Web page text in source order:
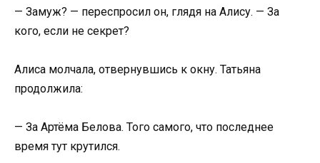
— Замуж? — переспросил он, глядя на Алису. — За
кого, если не секрет?
Алиса молчала, отвернувшись к окну. Татьяна
продолжила:
— За Артёма Белова. Того самого, что последнее
время тут крутился.